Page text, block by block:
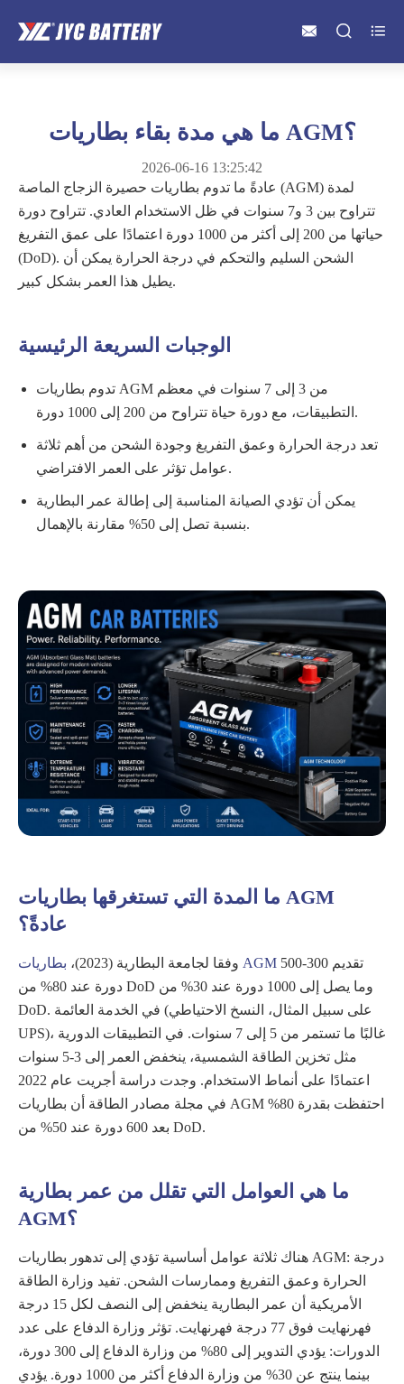
  
ما هي مدة بقاء بطاريات AGM؟
2026-06-16 13:25:42
عادةً ما تدوم بطاريات حصيرة الزجاج الماصة (AGM) لمدة
تتراوح بين 3 و7 سنوات في ظل الاستخدام العادي. تتراوح دورة
حياتها من 200 إلى أكثر من 1000 دورة اعتمادًا على عمق التفريغ
(DoD). الشحن السليم والتحكم في درجة الحرارة يمكن أن
يطيل هذا العمر بشكل كبير.
الوجبات السريعة الرئيسية
تدوم بطاريات AGM من 3 إلى 7 سنوات في معظم
التطبيقات، مع دورة حياة تتراوح من 200 إلى 1000 دورة.
تعد درجة الحرارة وعمق التفريغ وجودة الشحن من أهم ثلاثة
عوامل تؤثر على العمر الافتراضي.
يمكن أن تؤدي الصيانة المناسبة إلى إطالة عمر البطارية
بنسبة تصل إلى 50% مقارنة بالإهمال.
ما المدة التي تستغرقها بطاريات AGM
عادةً؟
وفقا لجامعة البطارية (2023)، بطاريات AGM
دورة عند 80% من DoD وما يصل إلى 1000 دورة عند 30% من
DoD. في الخدمة العائمة (على سبيل المثال، النسخ الاحتياطي
UPS)، غالبًا ما تستمر من 5 إلى 7 سنوات. في التطبيقات الدورية
مثل تخزين الطاقة الشمسية، ينخفض ​​العمر إلى 3-5 سنوات
اعتمادًا على أنماط الاستخدام. وجدت دراسة أجريت عام 2022
في مجلة مصادر الطاقة أن بطاريات AGM احتفظت بقدرة 80%
بعد 600 دورة عند 50% من DoD.
ما هي العوامل التي تقلل من عمر بطارية
AGM؟
هناك ثلاثة عوامل أساسية تؤدي إلى تدهور بطاريات AGM: درجة
الحرارة وعمق التفريغ وممارسات الشحن. تفيد وزارة الطاقة
الأمريكية أن عمر البطارية ينخفض ​​إلى النصف لكل 15 درجة
فهرنهايت فوق 77 درجة فهرنهايت. تؤثر وزارة الدفاع على عدد
الدورات: يؤدي التدوير إلى 80% من وزارة الدفاع إلى 300 دورة،
بينما ينتج عن 30% من وزارة الدفاع أكثر من 1000 دورة. يؤدي